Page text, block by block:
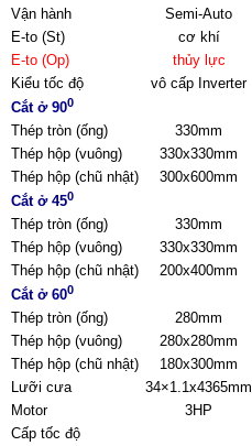
Vận hành
Semi-Auto
E-to (St)
cơ khí
E-to (Op)
thủy lực
Kiểu tốc độ
vô cấp Inverter
Cắt ở 900
Thép tròn (ống)
330mm
Thép hộp (vuông)
330x330mm
Thép hộp (chũ nhật)
300x600mm
Cắt ở 450
Thép tròn (ống)
330mm
Thép hộp (vuông)
330x330mm
Thép hộp (chũ nhật)
200x400mm
Cắt ở 600
Thép tròn (ống)
280mm
Thép hộp (vuông)
280x280mm
Thép hộp (chũ nhật)
180x300mm
Lưỡi cưa
34×1.1x4365mm
Motor
3HP
Cấp tốc độ